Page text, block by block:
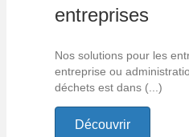
entreprises
Nos solutions pour les
entreprise ou
déchets est dans (...)
Découvrir